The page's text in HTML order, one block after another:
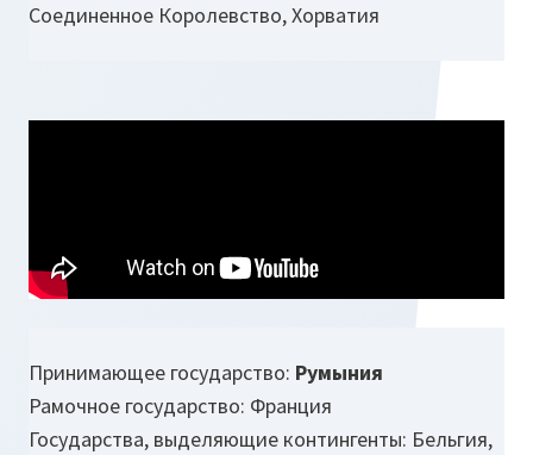
Соединенное Королевство, Хорватия
Принимающее государство: Румыния
Рамочное государство: Франция
Государства, выделяющие контингенты: Бельгия,